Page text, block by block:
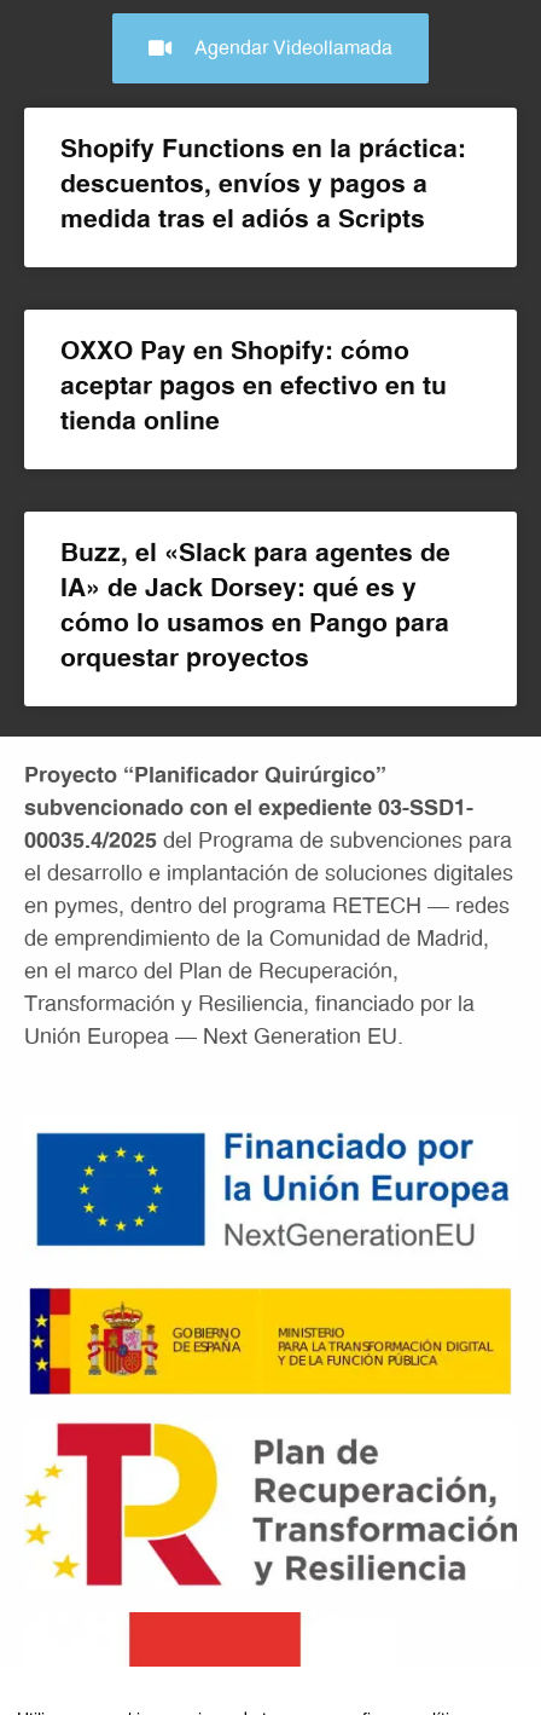
Agendar Videollamada
Shopify Functions en la práctica:
descuentos, envíos y pagos a
medida tras el adiós a Scripts
OXXO Pay en Shopify: cómo
aceptar pagos en efectivo en tu
tienda online
Buzz, el «Slack para agentes de
IA» de Jack Dorsey: qué es y
cómo lo usamos en Pango para
orquestar proyectos
Proyecto “Planificador Quirúrgico”
subvencionado con el expediente 03-SSD1-
00035.4/2025 del Programa de subvenciones para
el desarrollo e implantación de soluciones digitales
en pymes, dentro del programa RETECH – redes
de emprendimiento de la Comunidad de Madrid,
en el marco del Plan de Recuperación,
Transformación y Resiliencia, financiado por la
Unión Europea – Next Generation EU.